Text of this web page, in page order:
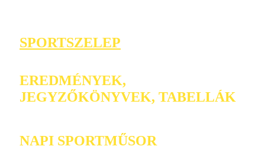
SPORTSZELEP
EREDMÉNYEK,
JEGYZŐKÖNYVEK, TABELLÁK
NAPI SPORTMŰSOR